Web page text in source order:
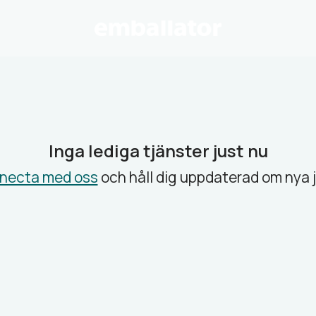
Inga lediga tjänster just nu
med oss och håll dig uppdaterad om nya